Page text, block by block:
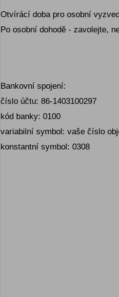
Otvírácí doba pro osobní
Po osobní dohodě - zavolejte,
Bankovní spojení:
číslo účtu: 86-1403100297
kód banky: 0100
variabilní symbol: vaše číslo
konstantní symbol: 0308